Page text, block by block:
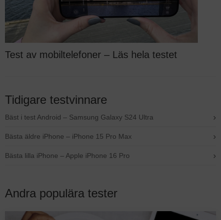
Test av mobiltelefoner – Läs hela testet
Tidigare testvinnare
Bäst i test Android – Samsung Galaxy S24 Ultra ›
Bästa äldre iPhone – iPhone 15 Pro Max ›
Bästa lilla iPhone – Apple iPhone 16 Pro ›
Andra populära tester